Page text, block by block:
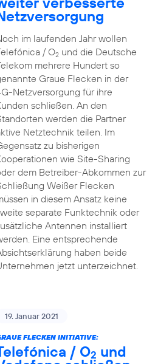
im laufenden Jahr wollen
/ O2und die Deutsche
mehrere Hundert so
Graue Flecken in der
Netzversorgung für ihre
schließen. An den
werden die Partner
Netztechnik teilen. Im
zu bisherigen
wie Site-Sharing
dem Betreiber-Abkommen zur
Weißer Flecken
in diesem Ansatz keine
separate Funktechnik oder
Antennen installiert
Eine entsprechende
haben beide
jetzt unterzeichnet.
19. Januar 2021
FLECKEN INITIATIVE:
/ O2 und